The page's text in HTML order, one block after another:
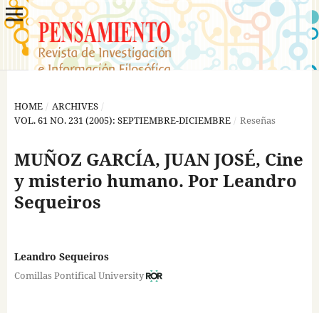
HOME / ARCHIVES /
VOL. 61 NO. 231 (2005): SEPTIEMBRE-DICIEMBRE / Reseñas
MUÑOZ GARCÍA, JUAN JOSÉ, Cine
y misterio humano. Por Leandro
Sequeiros
Leandro Sequeiros
Comillas Pontifical University